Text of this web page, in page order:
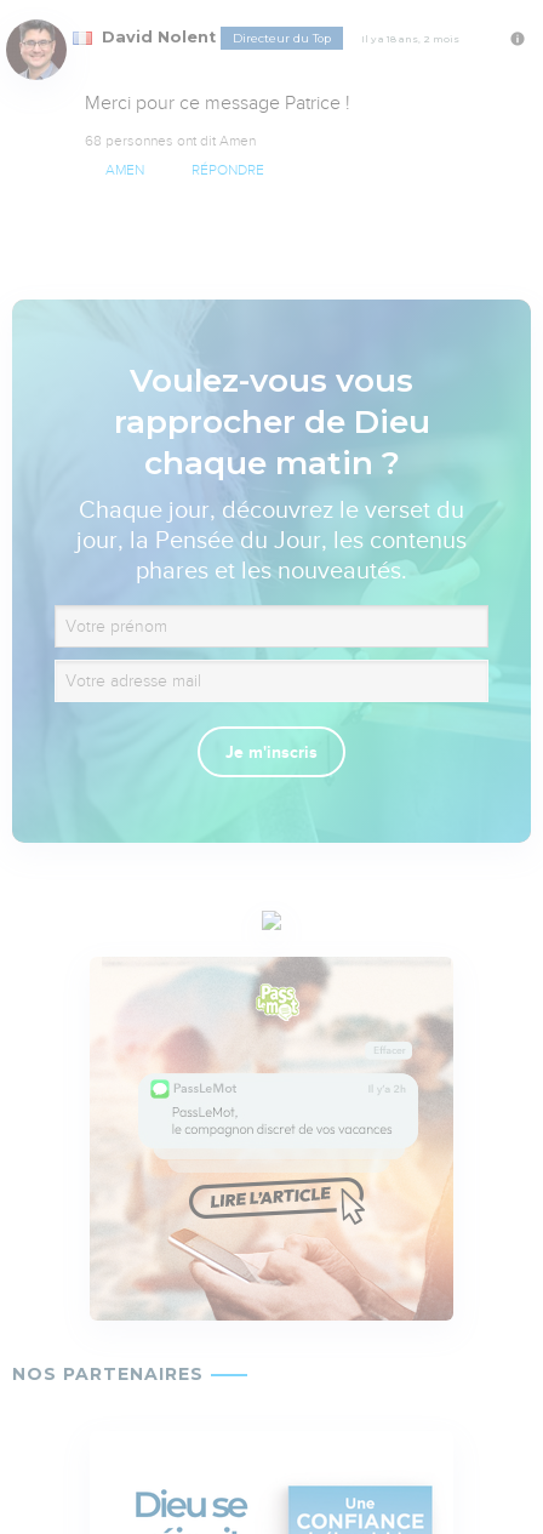
David Nolent Directeur du Top Il y a 18 ans, 2 mois
Merci pour ce message Patrice !
68 personnes ont dit Amen
AMEN RÉPONDRE
Voulez-vous vous
rapprocher de Dieu
chaque matin ?
Chaque jour, découvrez le verset du
jour, la Pensée du Jour, les contenus
phares et les nouveautés.
Je m'inscris